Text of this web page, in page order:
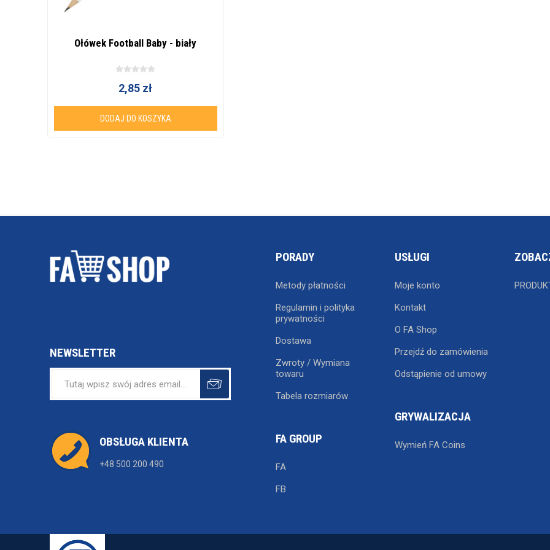
Ołówek Football Baby - biały
2,85 zł
DODAJ DO KOSZYKA
NEWSLETTER
OBSŁUGA KLIENTA
+48 500 200 490
PORADY
Metody płatności
Regulamin i polityka
prywatności
Dostawa
Zwroty / Wymiana
towaru
Tabela rozmiarów
FA GROUP
FA
FB
USŁUGI
Moje konto
Kontakt
O FA Shop
Przejdź do zamówienia
Odstąpienie od umowy
GRYWALIZACJA
Wymień FA Coins